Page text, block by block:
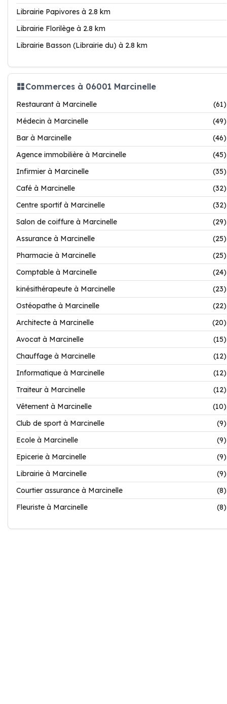
Librairie Papivores à 2.8 km
Librairie Florilège à 2.8 km
Librairie Basson (Librairie du) à 2.8 km
Commerces à 06001 Marcinelle
Restaurant à Marcinelle
(61)
Médecin à Marcinelle
(49)
Bar à Marcinelle
(46)
Agence immobilière à Marcinelle
(45)
Infirmier à Marcinelle
(35)
Café à Marcinelle
(32)
Centre sportif à Marcinelle
(32)
Salon de coiffure à Marcinelle
(29)
Assurance à Marcinelle
(25)
Pharmacie à Marcinelle
(25)
Comptable à Marcinelle
(24)
kinésithérapeute à Marcinelle
(23)
Ostéopathe à Marcinelle
(22)
Architecte à Marcinelle
(20)
Avocat à Marcinelle
(15)
Chauffage à Marcinelle
(12)
Informatique à Marcinelle
(12)
Traiteur à Marcinelle
(12)
Vêtement à Marcinelle
(10)
Club de sport à Marcinelle
(9)
Ecole à Marcinelle
(9)
Epicerie à Marcinelle
(9)
Librairie à Marcinelle
(9)
Courtier assurance à Marcinelle
(8)
Fleuriste à Marcinelle
(8)